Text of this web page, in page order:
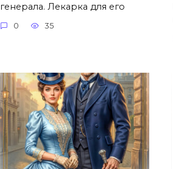
генерала. Лекарка для его
0 35